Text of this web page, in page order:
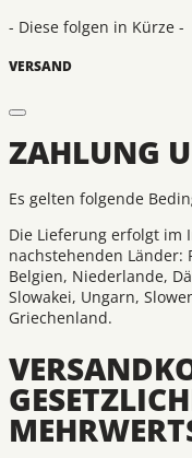
- Diese folgen in Kürze -
VERSAND
ZAHLUNG
Es gelten folgende
Die Lieferung erfolgt im
nachstehenden Länder:
Belgien, Niederlande,
Slowakei, Ungarn,
Griechenland.